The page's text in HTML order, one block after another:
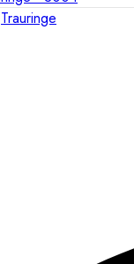
Trauringe